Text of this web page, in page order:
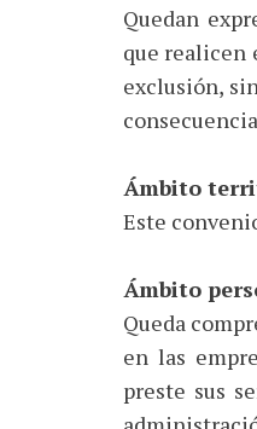
Quedan
que realicen
exclusión,
Ámbito
Este
Ámbito
Queda
en las
preste sus